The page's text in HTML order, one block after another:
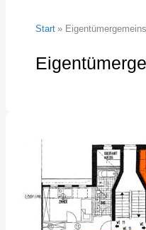
Start
Wohnungs-
Teileigentum